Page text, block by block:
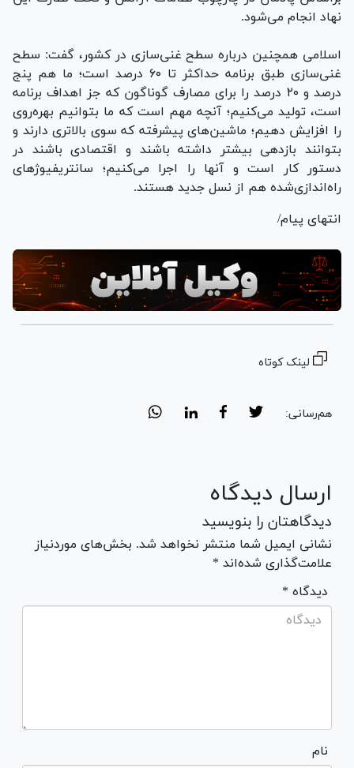
نهاد انجام می‌شود.
اسلامی همچنین درباره سطح غنی‌سازی در کشور، گفت: سطح
غنی‌سازی طبق برنامه حداکثر تا ۶۰ درصد است؛ ما هم پنج
درصد و ۲۰ درصد را برای مصارف گوناگون که جز اهداف برنامه
است، تولید می‌کنیم؛ آنچه مهم است که ما بتوانیم بهره‌روی
را افزایش دهیم؛ ماشین‌های پیشرفته که سوی بالاتری دارند و
بتوانند بازدهی بیشتر داشته باشند و اقتصادی باشند در
دستور کار است و آنها را اجرا می‌کنیم؛ سانتریفیوژ‌های
راه‌اندازی‌شده هم از نسل جدید هستند.
انتهای پیام/
لینک کوتاه
هم‌رسانی:
ارسال دیدگاه
دیدگاهتان را بنویسید
نشانی ایمیل شما منتشر نخواهد شد. بخش‌های موردنیاز
علامت‌گذاری شده‌اند *
* دیدگاه
نام